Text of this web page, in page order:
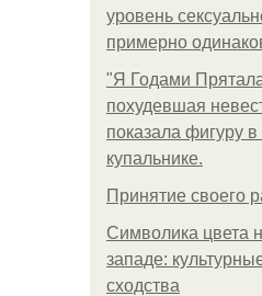
уровень
примерно
"Я Годами
похудевшая
показала фигуру
купальнике.
Принятие своего
Символика цвета
западе:
сходства